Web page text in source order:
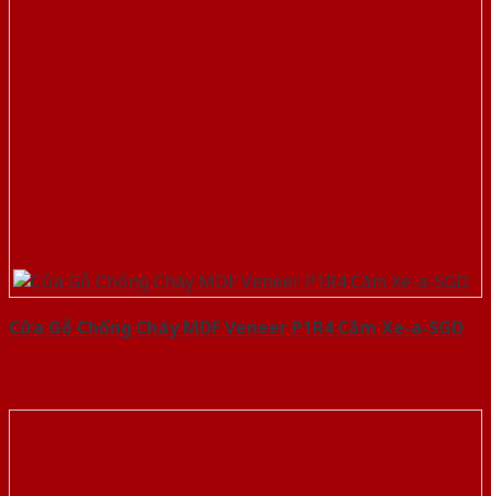
Cửa Gỗ Chống Cháy MDF Veneer P1R4 Căm Xe-a-SGD